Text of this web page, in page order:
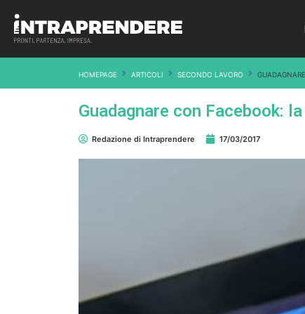
HOMEPAGE ARTICOLI SECONDO LAVORO
Guadagnare con Facebook:
Redazione di Intraprendere 17/03/2017